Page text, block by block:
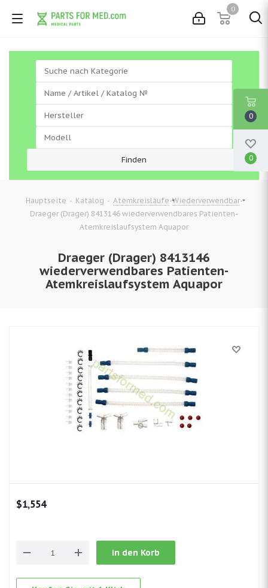
0
Hauptseite - Katalog - Atemkreisläufe-Wiederverwendbar-
Draeger (Drager) 8413146 wiederverwendbares Patienten-
Atemkreislaufsystem Aquapor
Draeger (Drager) 8413146
wiederverwendbares Patienten-
Atemkreislaufsystem Aquapor
$1,554
in den Korb
0
0